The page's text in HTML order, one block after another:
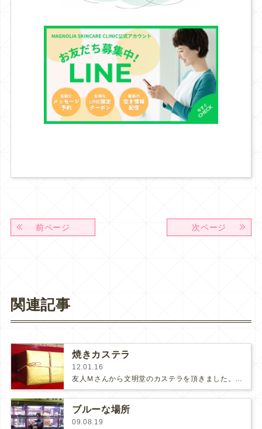
前ページ 次ページ
関連記事
焼きカステラ
12.01.16
友人Ｍさんから文明堂のカステラを頂きました。「カステラってトースターで焼くと美味しくなるよ！」という彼女の真似して、焼いてみまし…
ブルーな場所
09.08.19